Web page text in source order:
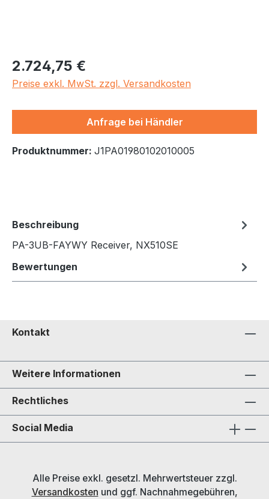
Regulärer Preis:
2.724,75 €
Preise exkl. MwSt. zzgl. Versandkosten
Anfrage bei Händler
Produktnummer: J1PA01980102010005
Beschreibung
PA-3UB-FAYWY Receiver, NX510SE
Bewertungen
Kontakt
Weitere Informationen
Rechtliches
Social Media
Alle Preise exkl. gesetzl. Mehrwertsteuer zzgl.
Versandkosten und ggf. Nachnahmegebühren,